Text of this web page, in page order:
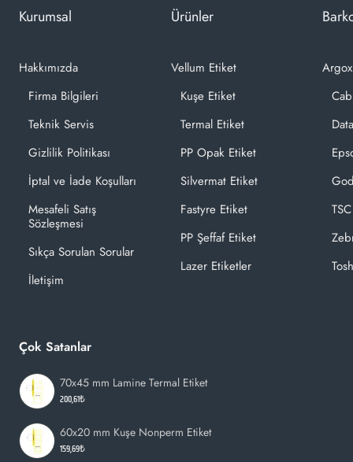
Kurumsal
Hakkımızda
Firma Bilgileri
Teknik Servis
Gizlilik Politikası
İptal ve İade Koşulları
Mesafeli Satış
Sözleşmesi
Sıkça Sorulan Sorular
İletişim
Ürünler
Vellum Etiket
Kuşe Etiket
Termal Etiket
PP Opak Etiket
Silvermat Etiket
Fastyre Etiket
PP Şeffaf Etiket
Lazer Etiketler
Çok Satanlar
70x45 mm Lamine Termal Etiket
200,61₺
60x20 mm Kuşe Nonperm Etiket
159,69₺